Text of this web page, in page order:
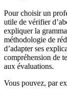
Pour choisir un
utile de vérifier
expliquer la
méthodologie de
d’adapter ses
compréhension de
aux évaluations.
Vous pouvez, par